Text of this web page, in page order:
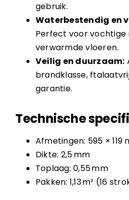
gebruik.
Waterbestendig en
Perfect voor vochtige
verwarmde vloeren.
Veilig en duurzaam:
brandklasse,
garantie.
Technische
Afmetingen: 595 × 119
Dikte: 2,5 mm
Toplaag: 0,55 mm
Pakken: 1,13 m² (16